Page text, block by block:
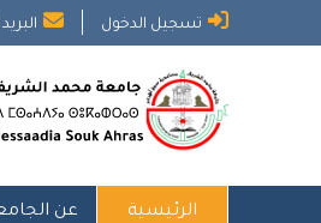
تسجيل الدخول
الرئيسية عن